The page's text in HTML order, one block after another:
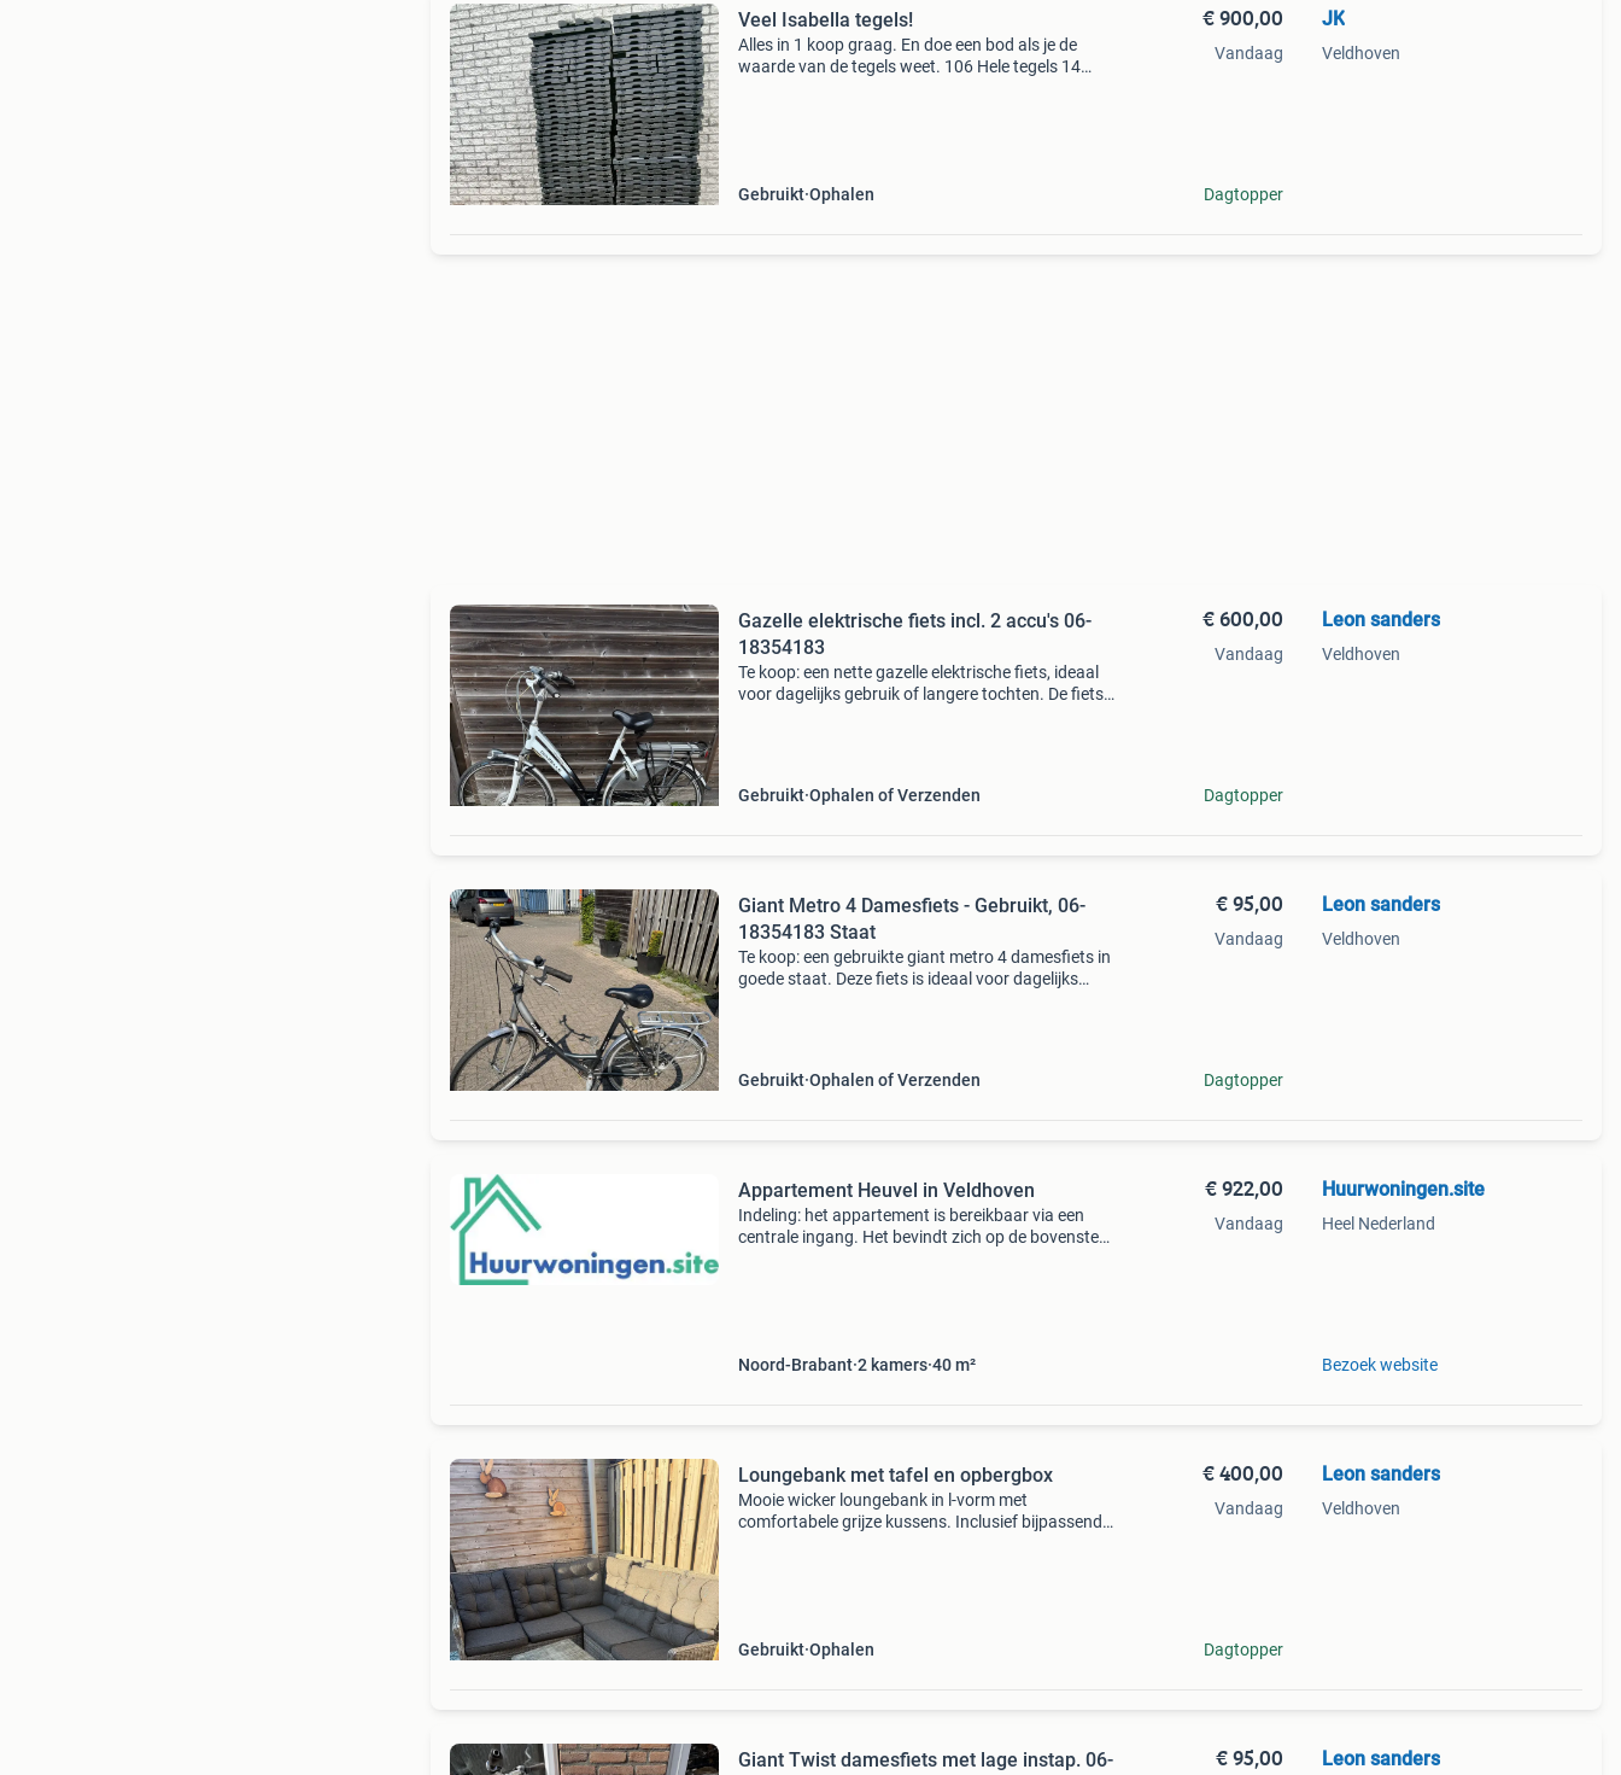
Veel Isabella tegels!
Alles in 1 koop graag. En doe een bod als je de
waarde van de tegels weet. 106 Hele tegels 14
Gebruikt Ophalen
€ 900,00
Vandaag
Dagtopper
JK
Veldhoven
Gazelle elektrische fiets incl. 2 accu's 06-
18354183
Te koop: een nette gazelle elektrische fiets, ideaal
voor dagelijks gebruik of langere tochten. De fiets
Gebruikt Ophalen of Verzenden
€ 600,00
Vandaag
Dagtopper
Leon sanders
Veldhoven
Giant Metro 4 Damesfiets - Gebruikt, 06-
18354183 Staat
Te koop: een gebruikte giant metro 4 damesfiets in
goede staat. Deze fiets is ideaal voor dagelijks
Gebruikt Ophalen of Verzenden
€ 95,00
Vandaag
Dagtopper
Leon sanders
Veldhoven
Appartement Heuvel in Veldhoven
Indeling: het appartement is bereikbaar via een
centrale ingang. Het bevindt zich op de bovenste
Noord-Brabant 2 kamers 40m²
€ 922,00
Vandaag
Huurwoningen.site
Heel Nederland
Bezoek website
Loungebank met tafel en opbergbox
Mooie wicker loungebank in l-vorm met
comfortabele grijze kussens. Inclusief bijpassende
Gebruikt Ophalen
€ 400,00
Vandaag
Dagtopper
Leon sanders
Veldhoven
Giant Twist damesfiets met lage instap. 06- € 95,00 Leon sanders